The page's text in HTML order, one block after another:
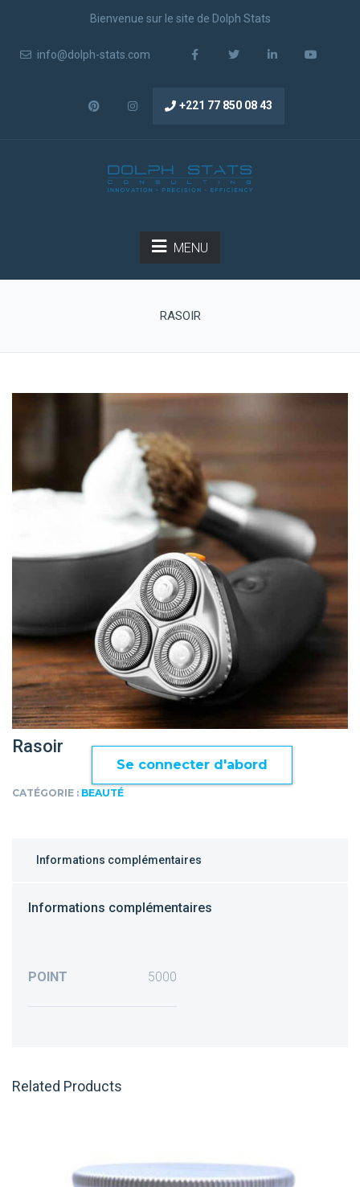
Bienvenue sur le site de Dolph Stats
info@dolph-stats.com
+221 77 850 08 43
MENU
RASOIR
Rasoir
Se connecter d'abord
CATÉGORIE : BEAUTÉ
Informations complémentaires
Informations complémentaires
POINT 5000
Related Products